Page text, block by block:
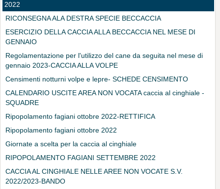
2022
RICONSEGNA ALA DESTRA SPECIE BECCACCIA
ESERCIZIO DELLA CACCIA ALLA BECCACCIA NEL MESE DI
GENNAIO
Regolamentazione per l'utilizzo del cane da seguita nel mese di
gennaio 2023-CACCIA ALLA VOLPE
Censimenti notturni volpe e lepre- SCHEDE CENSIMENTO
CALENDARIO USCITE AREA NON VOCATA caccia al cinghiale -
SQUADRE
Ripopolamento fagiani ottobre 2022-RETTIFICA
Ripopolamento fagiani ottobre 2022
Giornate a scelta per la caccia al cinghiale
RIPOPOLAMENTO FAGIANI SETTEMBRE 2022
CACCIA AL CINGHIALE NELLE AREE NON VOCATE S.V.
2022/2023-BANDO